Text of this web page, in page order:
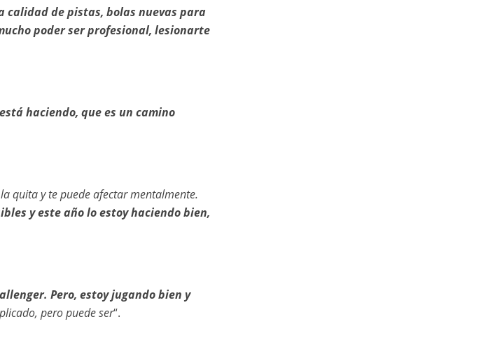
calidad de pistas, bolas nuevas para
poder ser profesional, lesionarte
haciendo, que es un camino
quita y te puede afectar mentalmente.
y este año lo estoy haciendo bien,
Pero, estoy jugando bien y
pero puede ser“.